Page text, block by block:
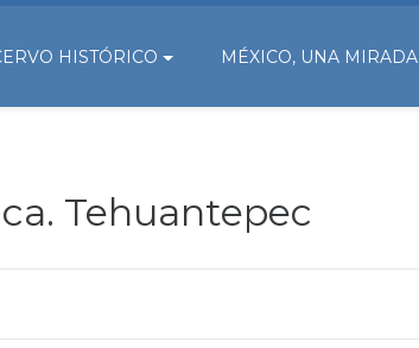
HISTÓRICO MÉXICO, UNA MIRADA
Tehuantepec